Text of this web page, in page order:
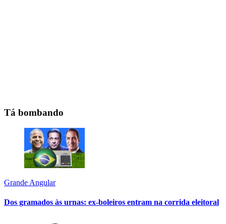
Tá bombando
Grande Angular
Dos gramados às urnas: ex-boleiros entram na corrida eleitoral